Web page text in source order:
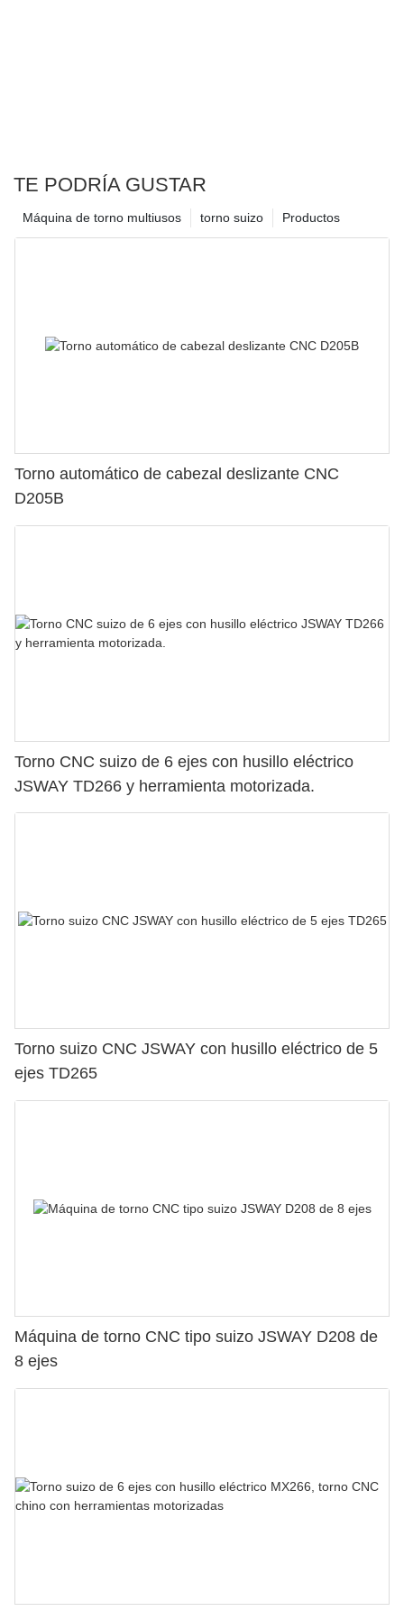
TE PODRÍA GUSTAR
Productos
torno suizo
Máquina de torno multiusos
Torno automático de cabezal deslizante CNC
D205B
Torno CNC suizo de 6 ejes con husillo eléctrico
JSWAY TD266 y herramienta motorizada.
Torno suizo CNC JSWAY con husillo eléctrico de 5
ejes TD265
Máquina de torno CNC tipo suizo JSWAY D208 de
8 ejes